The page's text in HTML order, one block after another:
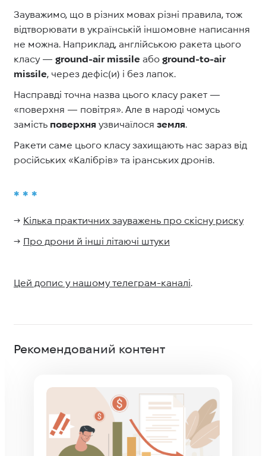
Зауважимо, що в різних мовах різні правила, тож
відтворювати в українській іншомовне написання
не можна. Наприклад, англійською ракета цього
класу — ground-air missile або ground-to-air
missile, через дефіс(и) і без лапок.
Насправді точна назва цього класу ракет —
«поверхня — повітря». Але в народі чомусь
замість поверхня узвичаїлося земля.
Ракети саме цього класу захищають нас зараз від
російських «Калібрів» та іранських дронів.
* * *
→ Кілька практичних зауважень про скісну риску
→ Про дрони й інші літаючі штуки
Цей допис у нашому телеграм-каналі.
Рекомендований контент